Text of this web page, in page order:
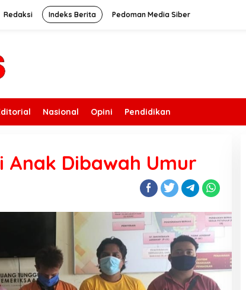
Redaksi Indeks Berita Pedoman Media Siber
Nasional Opini Pendidikan
Anak Dibawah Umur